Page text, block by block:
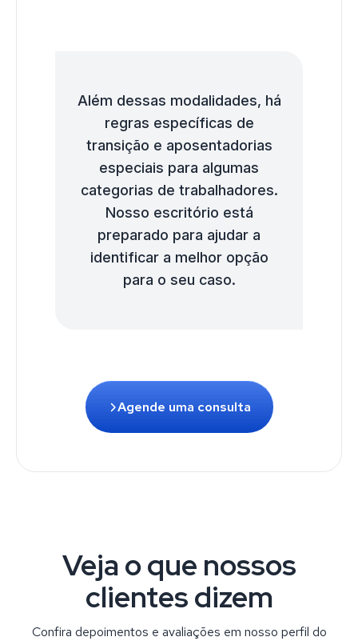
Além dessas modalidades, há
regras específicas de
transição e aposentadorias
especiais para algumas
categorias de trabalhadores.
Nosso escritório está
preparado para ajudar a
identificar a melhor opção
para o seu caso.
Agende uma consulta
Veja o que nossos
clientes dizem
Confira depoimentos e avaliações em nosso perfil do